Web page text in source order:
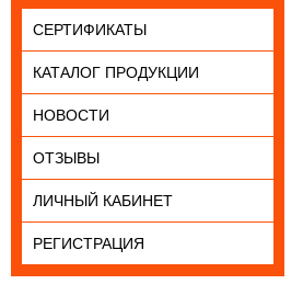
СЕРТИФИКАТЫ
КАТАЛОГ ПРОДУКЦИИ
НОВОСТИ
ОТЗЫВЫ
ЛИЧНЫЙ КАБИНЕТ
РЕГИСТРАЦИЯ